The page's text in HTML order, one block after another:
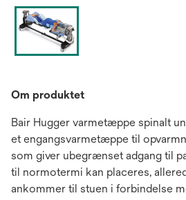
Om produktet
Bair Hugger varmetæppe spinalt
et engangsvarmetæppe til
som giver ubegrænset adgang til
til normotermi kan placeres,
ankommer til stuen i forbindelse